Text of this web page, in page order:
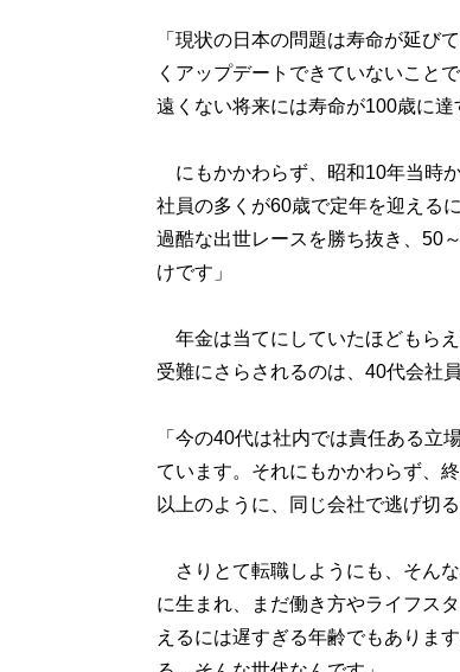
「現状の日本の問題は寿命が延び
くアップデートできていないこと
遠くない将来には寿命が100歳に達
にもかかわらず、昭和10年当時
社員の多くが60歳で定年を迎える
過酷な出世レースを勝ち抜き、50
けです」
年金は当てにしていたほどもら
受難にさらされるのは、40代会社
「今の40代は社内では責任ある立
ています。それにもかかわらず、
以上のように、同じ会社で逃げ切
さりとて転職しようにも、そん
に生まれ、まだ働き方やライフス
えるには遅すぎる年齢でもありま